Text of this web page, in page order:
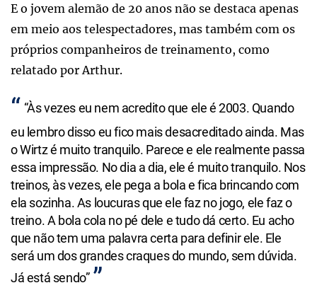
E o jovem alemão de 20 anos não se destaca apenas
em meio aos telespectadores, mas também com os
próprios companheiros de treinamento, como
relatado por Arthur.
“Às vezes eu nem acredito que ele é 2003. Quando
eu lembro disso eu fico mais desacreditado ainda. Mas
o Wirtz é muito tranquilo. Parece e ele realmente passa
essa impressão. No dia a dia, ele é muito tranquilo. Nos
treinos, às vezes, ele pega a bola e fica brincando com
ela sozinha. As loucuras que ele faz no jogo, ele faz o
treino. A bola cola no pé dele e tudo dá certo. Eu acho
que não tem uma palavra certa para definir ele. Ele
será um dos grandes craques do mundo, sem dúvida.
Já está sendo”